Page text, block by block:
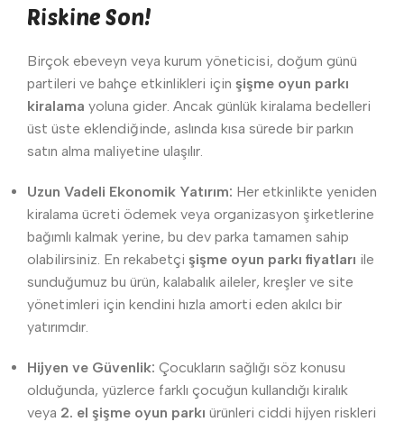
Riskine Son!
Birçok ebeveyn veya kurum yöneticisi, doğum günü
partileri ve bahçe etkinlikleri için şişme oyun parkı
kiralama yoluna gider. Ancak günlük kiralama bedelleri
üst üste eklendiğinde, aslında kısa sürede bir parkın
satın alma maliyetine ulaşılır.
Uzun Vadeli Ekonomik Yatırım: Her etkinlikte yeniden
kiralama ücreti ödemek veya organizasyon şirketlerine
bağımlı kalmak yerine, bu dev parka tamamen sahip
olabilirsiniz. En rekabetçi şişme oyun parkı fiyatları ile
sunduğumuz bu ürün, kalabalık aileler, kreşler ve site
yönetimleri için kendini hızla amorti eden akılcı bir
yatırımdır.
Hijyen ve Güvenlik: Çocukların sağlığı söz konusu
olduğunda, yüzlerce farklı çocuğun kullandığı kiralık
veya 2. el şişme oyun parkı ürünleri ciddi hijyen riskleri